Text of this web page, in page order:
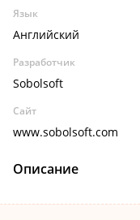
Язык
Английский
Разработчик
Sobolsoft
Сайт
www.sobolsoft.com
Описание